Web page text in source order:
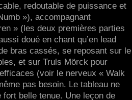
redoutable de puissance et
»), accompagnant
» (les deux premières parties
doué en chant qu’en lead
bras cassés, se reposant sur le
et sur Truls Mörck pour
(voir le nerveux « Walk
pas besoin. Le tableau ne
belle tenue. Une leçon de